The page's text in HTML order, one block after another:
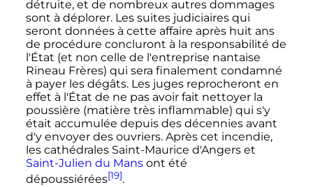
détruite, et de nombreux autres dommages
sont à déplorer. Les suites judiciaires qui
seront données à cette affaire après huit ans
de procédure concluront à la responsabilité de
l'État (et non celle de l'entreprise nantaise
Rineau Frères) qui sera finalement condamné
à payer les dégâts. Les juges reprocheront en
effet à l'État de ne pas avoir fait nettoyer la
poussière (matière très inflammable) qui s'y
était accumulée depuis des décennies avant
d'y envoyer des ouvriers. Après cet incendie,
les cathédrales Saint-Maurice d'Angers et
Saint-Julien du Mansont été
dépoussiérées[19].